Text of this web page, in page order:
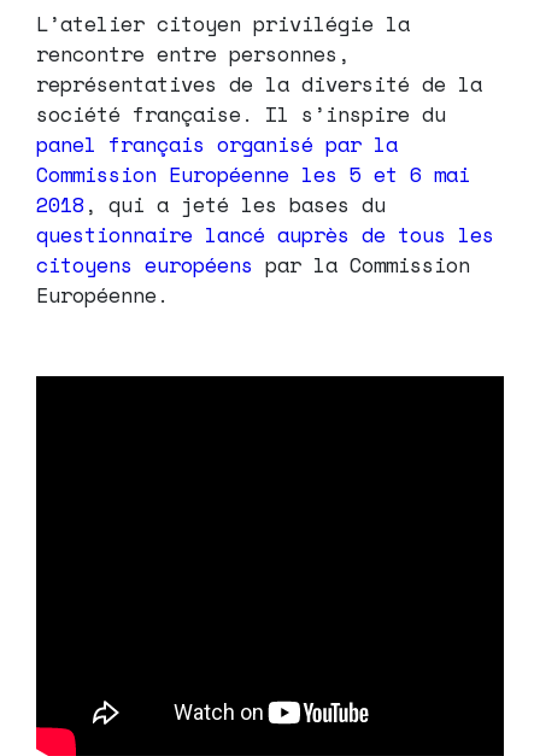
L’atelier citoyen privilégie la
rencontre entre personnes,
représentatives de la diversité de la
société française. Il s’inspire du
panel français organisé par la
Commission Européenne les 5 et 6 mai
2018 , qui a jeté les bases du
questionnaire lancé auprès de tous les
citoyens européens par la Commission
Européenne.